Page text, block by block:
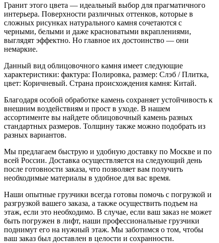
Гранит этого цвета — идеальный выбор для прагматичного
интерьера. Поверхности различных оттенков, которые в
сложных рисунках натурального камня сочетаются с
черными, белыми и даже красноватыми вкраплениями,
выглядят эффектно. Но главное их достоинство — они
немаркие.
Данный вид облицовочного камня имеет следующие
характеристики: фактура: Полировка, размер: Слэб / Плитка,
цвет: Коричневый. Страна происхождения камня: Китай.
Благодаря особой обработке камень сохраняет устойчивость к
внешним воздействиям и прост в уходе. В нашем
ассортименте вы найдете облицовочный камень разных
стандартных размеров. Толщину также можно подобрать из
разных вариантов.
Мы предлагаем быструю и удобную доставку по Москве и по
всей России. Доставка осуществляется на следующий день
после готовности заказа, что позволяет вам получить
необходимые материалы в удобное для вас время.
Наши опытные грузчики всегда готовы помочь с погрузкой и
разгрузкой вашего заказа, а также осуществить подъем на
этаж, если это необходимо. В случае, если ваш заказ не может
быть погружен в лифт, наши профессиональные грузчики
поднимут его на нужный этаж. Мы заботимся о том, чтобы
ваш заказ был доставлен в целости и сохранности.